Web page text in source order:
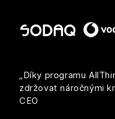
„Díky programu
zdržovat náročnými
CEO